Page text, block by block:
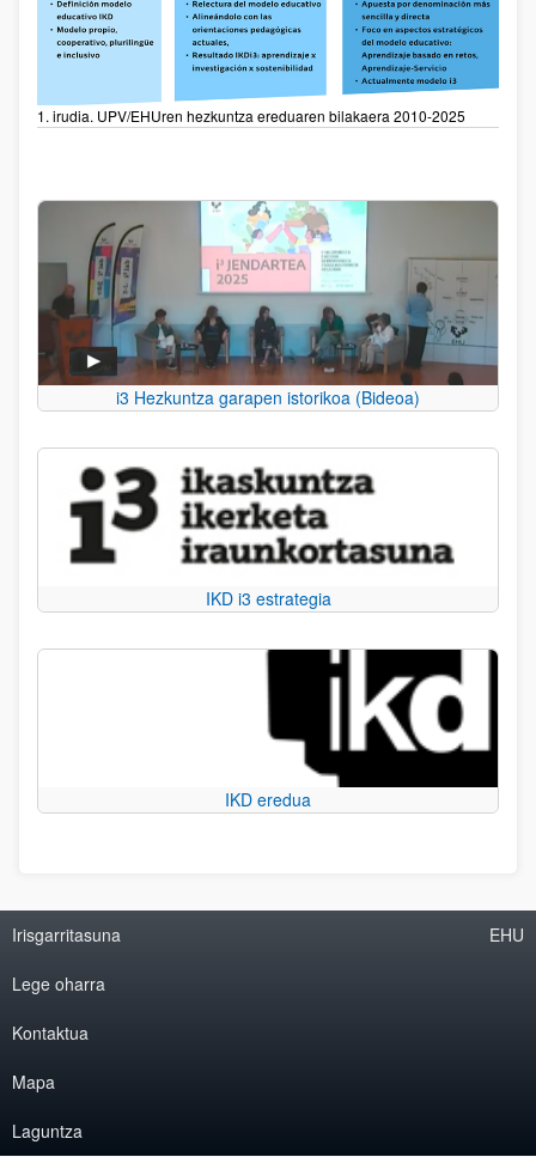
1. irudia. UPV/EHUren hezkuntza ereduaren bilakaera 2010-2025
i3 Hezkuntza garapen istorikoa (Bideoa)
IKD i3 estrategia
IKD eredua
Irisgarritasuna
Lege oharra
Kontaktua
Mapa
Laguntza
EHU